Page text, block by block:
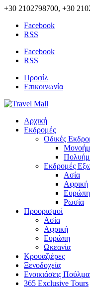
+30 2102798700, +30
Facebook
RSS
Facebook
RSS
Προφίλ
Επικοινωνία
Αρχική
Εκδρομές
Οδικές
Εκδρομές
Ασία
Αφρική
Ευρώπη
Ρωσία
Προορισμοί
Ασία
Αφρική
Ευρώπη
Ωκεανία
Κρουαζιέρες
Ξενοδοχεία
Ενοικιάσεις
365 Exclusive Tours